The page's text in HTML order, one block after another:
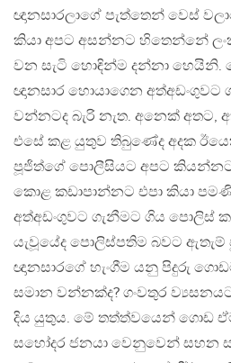
ඥානසාරලාගේ පැත්තෙන් වෙස්
කියා අපට අසන්නට හිතෙන්නේ
වන සැටි හොඳින්ම දන්නා හෙයිනි.
ඥානසාර හොයාගෙන
වන්නටද බැරි නැත. අනෙක් අතට,
එසේ කළ යුතුව තිබුණේද අදක
පූජිත්ගේ පොලීසියට අපට
කොළ කඩාපාන්නට එපා කියා
අත්අඩංගුවට ගැනීමට ගිය පොලිස්
යැවූයේද පොලිස්පතිම බවට ඇතැම්
ඥානසාරගේ හැංගීම යනු පිදුරු
සමාන වන්නක්ද? ගංවතුර
දිය යුතුය. මේ තත්ත්වයෙන් ගොඩ
සහෝදර ජනයා වෙනුවෙන් සහන